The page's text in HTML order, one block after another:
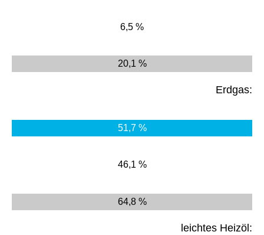
6,5 %
20,1 %
Erdgas:
51,7 %
46,1 %
64,8 %
leichtes Heizöl: